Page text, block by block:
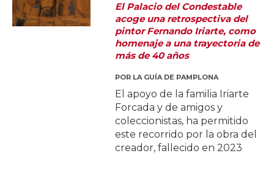
El Palacio del Condestable
acoge una retrospectiva del
pintor Fernando Iriarte, como
homenaje a una trayectoria de
más de 40 años
POR LA GUÍA DE PAMPLONA
El apoyo de la familia Iriarte
Forcada y de amigos y
coleccionistas, ha permitido
este recorrido por la obra del
creador, fallecido en 2023